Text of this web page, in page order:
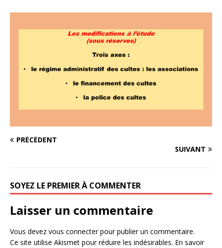
PRÉCÉDENT
SUIVANT
SOYEZ LE PREMIER À COMMENTER
Laisser un commentaire
Vous devez vous connecterpour publier un commentaire.
Ce site utilise Akismet pour réduire les indésirables. En savoir